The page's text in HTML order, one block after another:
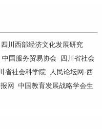
四川西部经济文化发展研究
中国服务贸易协会
四川省社会
省社会科学院
人民论坛网·西
网
中国教育发展战略学会生